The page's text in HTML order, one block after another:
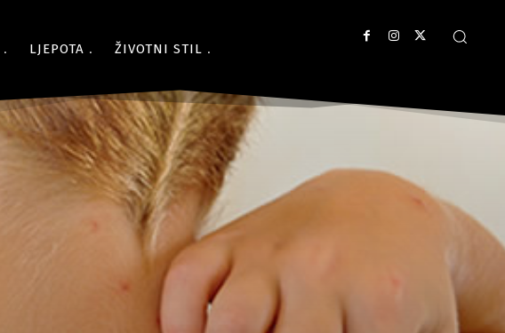
LJEPOTA ŽIVOTNI STIL